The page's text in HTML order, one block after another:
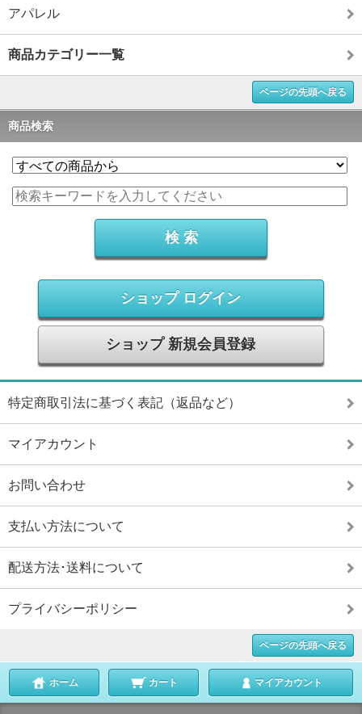
アパレル
商品カテゴリー一覧
ページの先頭へ戻る
商品検索
ショップ ログイン
ショップ 新規会員登録
特定商取引法に基づく表記（返品など）
マイアカウント
お問い合わせ
支払い方法について
配送方法･送料について
プライバシーポリシー
ページの先頭へ戻る
ホーム カート マイアカウント